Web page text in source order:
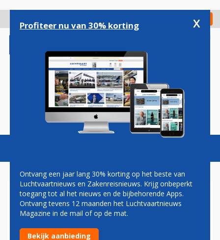
gaan
Check in
Magazine Podcasts Vacatures
KLM BOEING 737 LANDT MET
DEFECTE MOTOR OP
SCHIPHOL
Profiteer nu van 30% korting x
Ontvang een jaar lang 30% korting op het beste van
Luchtvaartnieuws en Zakenreisnieuws. Krijg onbeperkt
toegang tot al het nieuws en de bijbehorende Apps.
Ontvang tevens 12 maanden het Luchtvaartnieuws
Magazine in de mail of op de mat.
Bekijk aanbieding